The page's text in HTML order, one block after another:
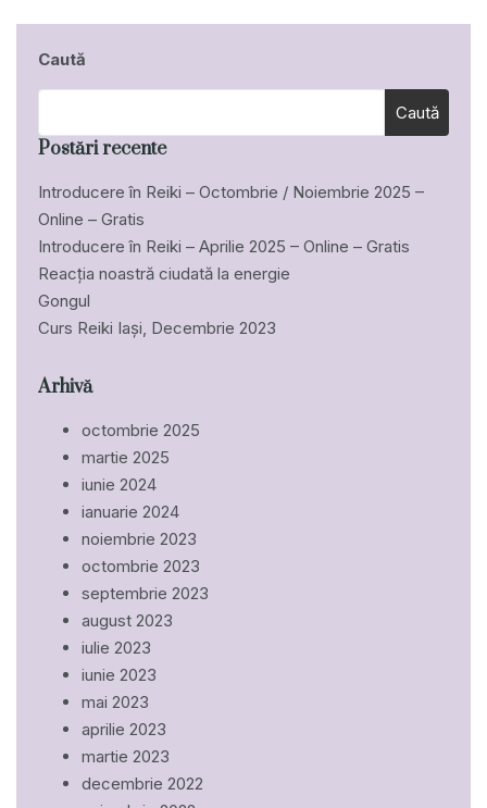
Caută
Caută
Postări recente
Introducere în Reiki – Octombrie / Noiembrie 2025 –
Online – Gratis
Introducere în Reiki – Aprilie 2025 – Online – Gratis
Reacția noastră ciudată la energie
Gongul
Curs Reiki Iași, Decembrie 2023
Arhivă
octombrie 2025
martie 2025
iunie 2024
ianuarie 2024
noiembrie 2023
octombrie 2023
septembrie 2023
august 2023
iulie 2023
iunie 2023
mai 2023
aprilie 2023
martie 2023
decembrie 2022